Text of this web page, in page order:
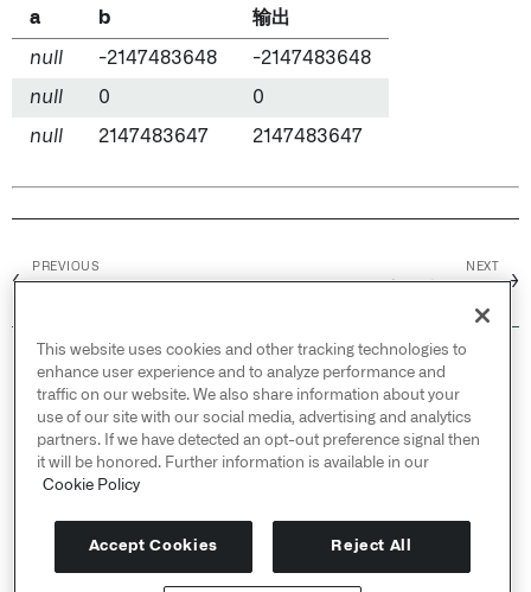
a b 输出
null -2147483648 -2147483648
null 0 0
null 2147483647 2147483647
←
PREVIOUS NEXT
→
© 2026 Palantir Technologies Inc. All rights
reserved.
Cookies Statement ↗
Privacy Statement ↗
Terms of Use ↗
Do Not Sell or Share My Personal Information
This website uses cookies and other tracking technologies to
enhance user experience and to analyze performance and
traffic on our website. We also share information about your
use of our site with our social media, advertising and analytics
partners. If we have detected an opt-out preference signal then
it will be honored. Further information is available in our
Cookie Policy
Accept Cookies Reject All